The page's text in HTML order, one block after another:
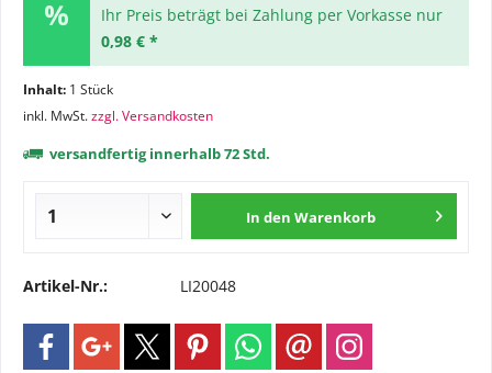
Ihr Preis beträgt bei Zahlung per Vorkasse nur
0,98 € *
Inhalt: 1 Stück
inkl. MwSt.zzgl. Versandkosten
versandfertig innerhalb 72 Std.
In den Warenkorb
Artikel-Nr.: LI20048